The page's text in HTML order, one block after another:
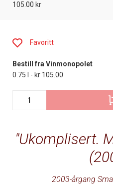
105.00 kr
Ukomplisert.
2003-årgang
Favoritt
Bestill fra Vinmonopolet
0.75 l - kr 105.00